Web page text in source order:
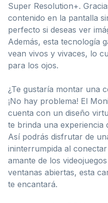
Super Resolution+.
contenido en la pantalla
perfecto si deseas ver
Además, esta tecnología
vean vivos y vivaces, lo
para los ojos.
¿Te gustaría montar una
¡No hay problema! El
cuenta con un diseño
te brinda una experiencia
Así podrás disfrutar de
ininterrumpida al
amante de los
ventanas abiertas, esta
te encantará.